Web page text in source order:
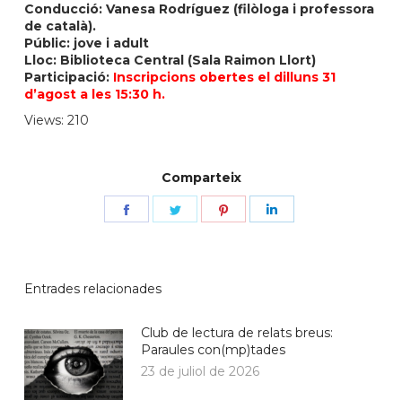
Conducció: Vanesa Rodríguez (filòloga i professora
de català).
Públic: jove i adult
Lloc: Biblioteca Central (Sala Raimon Llort)
Participació: Inscripcions obertes el dilluns 31
d’agost a les 15:30 h.
Views: 210
Comparteix
Share
Share
Share
Entrades relacionades
Club de lectura de relats breus:
Paraules con(mp)tades
23 de juliol de 2026